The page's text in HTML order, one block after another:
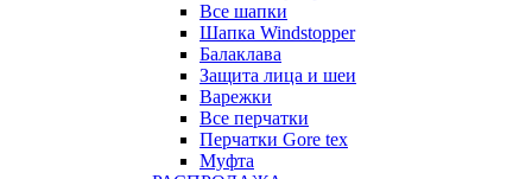
Все шапки
Шапка Windstopper
Балаклава
Защита лица и шеи
Варежки
Все перчатки
Перчатки Gore tex
Муфта